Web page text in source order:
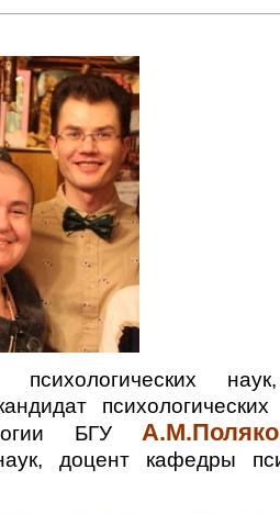
психологических
БГУ
доцент кафедры